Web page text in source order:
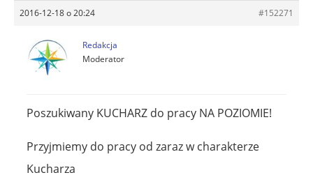
2016-12-18 o 20:24 #152271
Redakcja
Moderator
Poszukiwany KUCHARZ do pracy NA POZIOMIE!
Przyjmiemy do pracy od zaraz w charakterze
Kucharza